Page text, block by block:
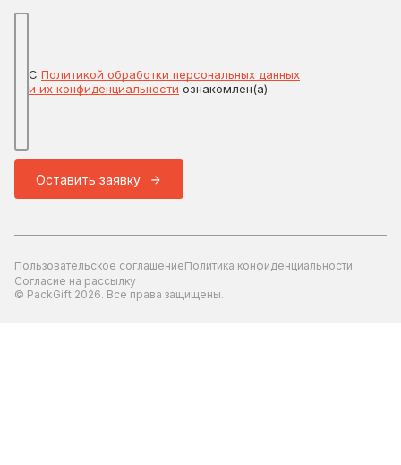
С Политикой обработки персональных данных
и их конфиденциальности ознакомлен(а)
Оставить заявку
Пользовательское соглашениеПолитика конфиденциальности
Согласие на рассылку
© PackGift 2026. Все права защищены.